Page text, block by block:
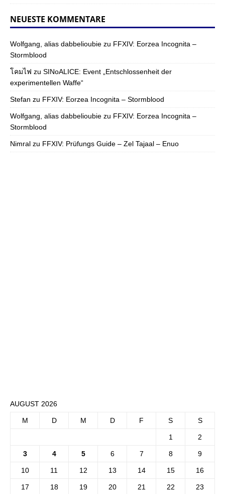
NEUESTE KOMMENTARE
Wolfgang, alias dabbelioubie zu FFXIV: Eorzea Incognita –
Stormblood
โคมไฟ zu SINoALICE: Event „Entschlossenheit der
experimentellen Waffe“
Stefan zu FFXIV: Eorzea Incognita – Stormblood
Wolfgang, alias dabbelioubie zu FFXIV: Eorzea Incognita –
Stormblood
Nimral zu FFXIV: Prüfungs Guide – Zel Tajaal – Enuo
AUGUST 2026
M D M D F S S
1 2
3 4 5 6 7 8 9
10 11 12 13 14 15 16
17 18 19 20 21 22 23